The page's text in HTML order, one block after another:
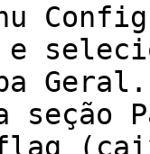
Geral.